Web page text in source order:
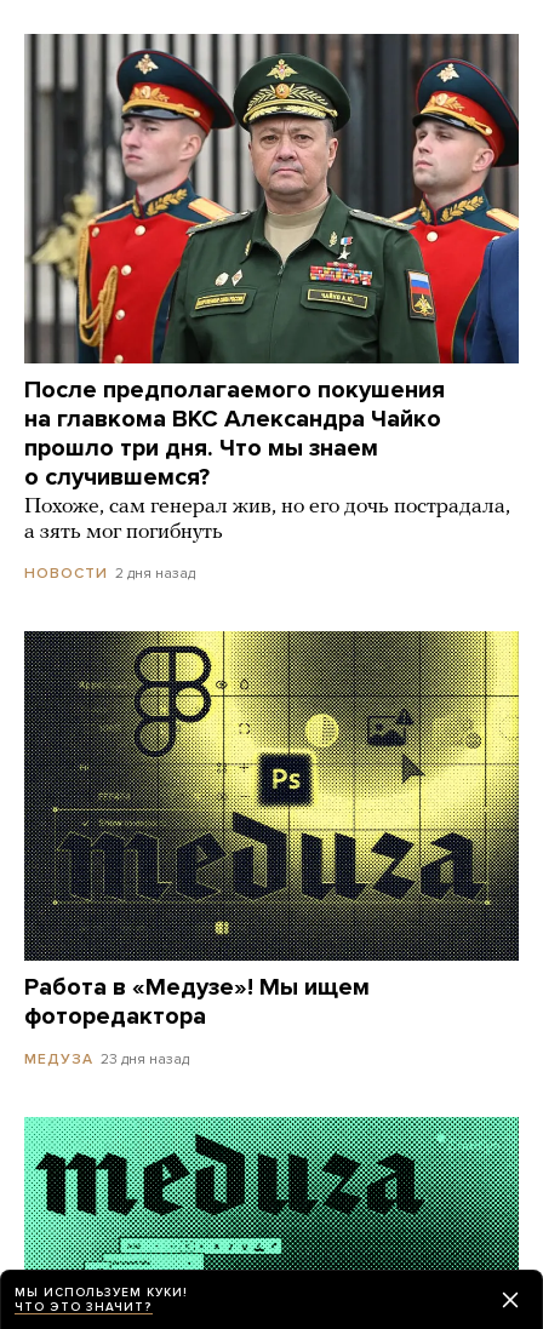
После предполагаемого покушения
на главкома ВКС Александра Чайко
прошло три дня. Что мы знаем
о случившемся?
Похоже, сам генерал жив, но его дочь пострадала,
а зять мог погибнуть
НОВОСТИ 2 дня назад
Работа в «Медузе»! Мы ищем
фоторедактора
МЕДУЗА 23 дня назад
МЫ ИСПОЛЬЗУЕМ КУКИ!
ЧТО ЭТО ЗНАЧИТ?